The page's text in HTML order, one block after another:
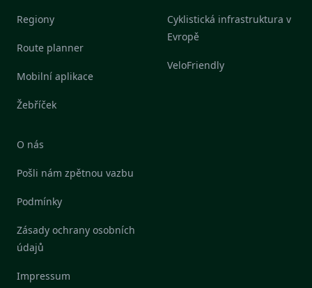
Regiony
Route planner
Mobilní aplikace
Žebříček
Cyklistická infrastruktura v
Evropě
VeloFriendly
O nás
Pošli nám zpětnou vazbu
Podmínky
Zásady ochrany osobních
údajů
Impressum